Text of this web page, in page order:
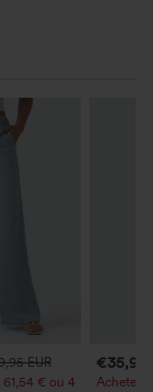
EUR
€ ou 4
€35,95
Achetez-